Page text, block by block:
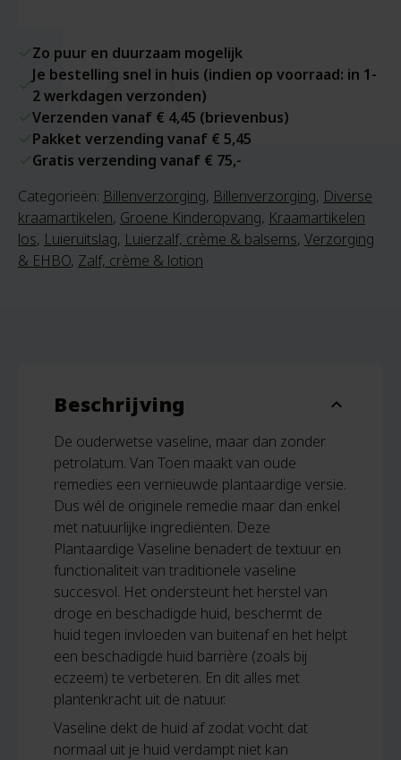
Zo puur en duurzaam mogelijk
Je bestelling snel in huis (indien op voorraad: in 1-
2 werkdagen verzonden)
Verzenden vanaf € 4,45 (brievenbus)
Pakket verzending vanaf € 5,45
Gratis verzending vanaf € 75,-
Categorieën: Billenverzorging, Billenverzorging, Diverse
kraamartikelen, Groene Kinderopvang, Kraamartikelen
los, Luieruitslag, Luierzalf, crème & balsems, Verzorging
& EHBO, Zalf, crème & lotion
Beschrijving expand_more
De ouderwetse vaseline, maar dan zonder
petrolatum. Van Toen maakt van oude
remedies een vernieuwde plantaardige versie.
Dus wél de originele remedie maar dan enkel
met natuurlijke ingrediënten. Deze
Plantaardige Vaseline benadert de textuur en
functionaliteit van traditionele vaseline
succesvol. Het ondersteunt het herstel van
droge en beschadigde huid, beschermt de
huid tegen invloeden van buitenaf en het helpt
een beschadigde huid barrière (zoals bij
eczeem) te verbeteren. En dit alles met
plantenkracht uit de natuur.
Vaseline dekt de huid af zodat vocht dat
normaal uit je huid verdampt niet kan